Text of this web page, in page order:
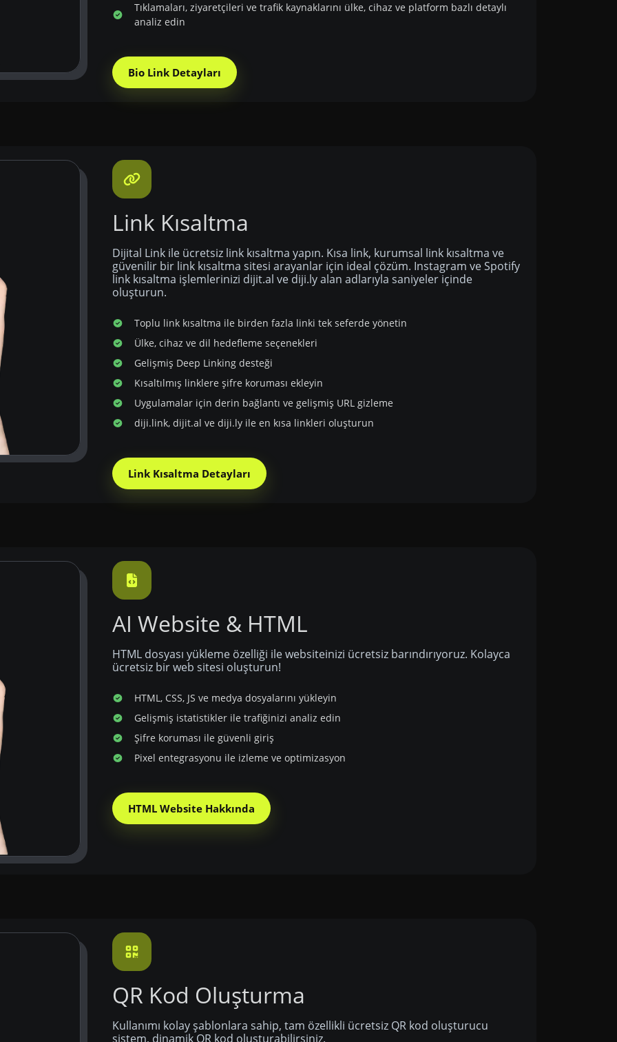
Tıklamaları, ziyaretçileri ve trafik kaynaklarını ülke, cihaz ve platform bazlı detaylı
analiz edin
Bio Link Detayları
Link Kısaltma
Dijital Link ile ücretsiz link kısaltma yapın. Kısa link, kurumsal link kısaltma ve
güvenilir bir link kısaltma sitesi arayanlar için ideal çözüm. Instagram ve Spotify
link kısaltma işlemlerinizi dijit.al ve diji.ly alan adlarıyla saniyeler içinde
oluşturun.
Toplu link kısaltma ile birden fazla linki tek seferde yönetin
Ülke, cihaz ve dil hedefleme seçenekleri
Gelişmiş Deep Linking desteği
Kısaltılmış linklere şifre koruması ekleyin
Uygulamalar için derin bağlantı ve gelişmiş URL gizleme
diji.link, dijit.al ve diji.ly ile en kısa linkleri oluşturun
Link Kısaltma Detayları
AI Website & HTML
HTML dosyası yükleme özelliği ile websiteinizi ücretsiz barındırıyoruz. Kolayca
ücretsiz bir web sitesi oluşturun!
HTML, CSS, JS ve medya dosyalarını yükleyin
Gelişmiş istatistikler ile trafiğinizi analiz edin
Şifre koruması ile güvenli giriş
Pixel entegrasyonu ile izleme ve optimizasyon
HTML Website Hakkında
QR Kod Oluşturma
Kullanımı kolay şablonlara sahip, tam özellikli ücretsiz QR kod oluşturucu
sistem, dinamik QR kod oluşturabilirsiniz.